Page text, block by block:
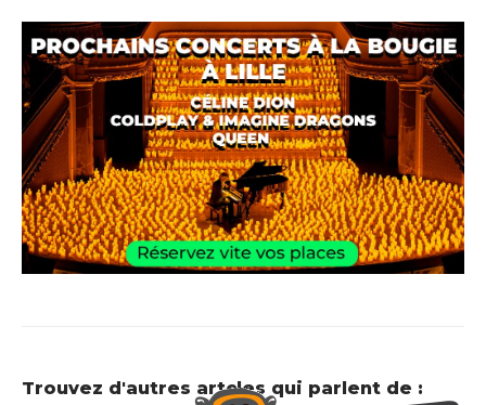
Trouvez d'autres artcles qui parlent de :